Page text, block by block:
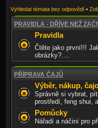
Vyhledat témata bez odpovědí •
PRAVIDLA - DŘÍVE NEŽ
Pravidla
Čtěte jako první!!!
obrázky?....
PŘÍPRAVA ČAJŮ
Výběr, nákup,
Správně si vybrat,
prostředí, feng shui,
Pomůcky
Nářadí a náčiní pro